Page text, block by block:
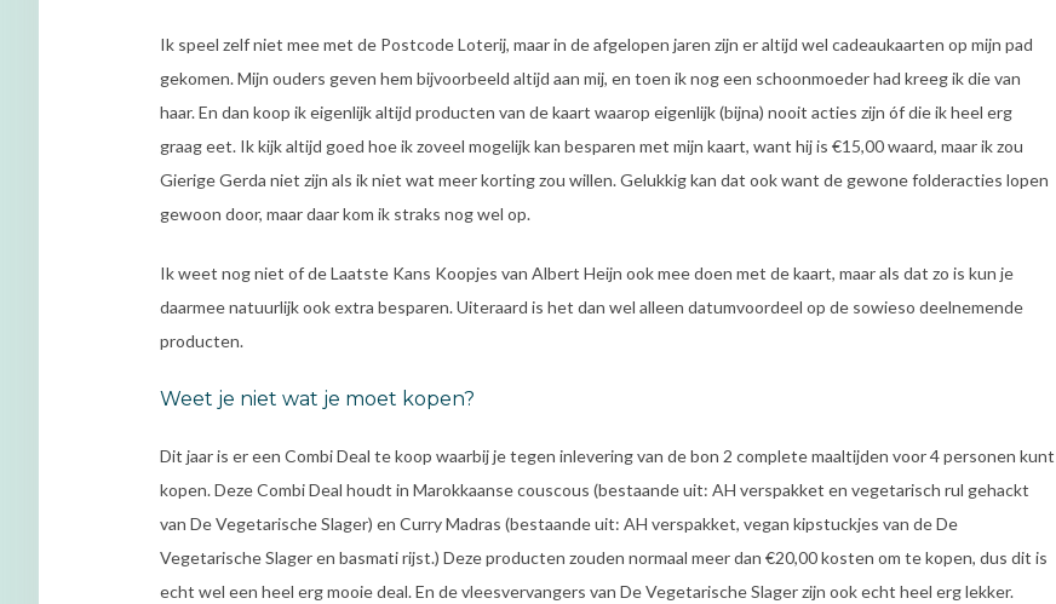
Ik speel zelf niet mee met de Postcode Loterij, maar in de afgelopen jaren zijn er altijd wel cadeaukaarten op mijn pad
gekomen. Mijn ouders geven hem bijvoorbeeld altijd aan mij, en toen ik nog een schoonmoeder had kreeg ik die van
haar. En dan koop ik eigenlijk altijd producten van de kaart waarop eigenlijk (bijna) nooit acties zijn óf die ik heel erg
graag eet. Ik kijk altijd goed hoe ik zoveel mogelijk kan besparen met mijn kaart, want hij is €15,00 waard, maar ik zou
Gierige Gerda niet zijn als ik niet wat meer korting zou willen. Gelukkig kan dat ook want de gewone folderacties lopen
gewoon door, maar daar kom ik straks nog wel op.
Ik weet nog niet of de Laatste Kans Koopjes van Albert Heijn ook mee doen met de kaart, maar als dat zo is kun je
daarmee natuurlijk ook extra besparen. Uiteraard is het dan wel alleen datumvoordeel op de sowieso deelnemende
producten.
Weet je niet wat je moet kopen?
Dit jaar is er een Combi Deal te koop waarbij je tegen inlevering van de bon 2 complete maaltijden voor 4 personen kunt
kopen. Deze Combi Deal houdt in Marokkaanse couscous (bestaande uit: AH verspakket en vegetarisch rul gehackt
van De Vegetarische Slager) en Curry Madras (bestaande uit: AH verspakket, vegan kipstuckjes van de De
Vegetarische Slager en basmati rijst.) Deze producten zouden normaal meer dan €20,00 kosten om te kopen, dus dit is
echt wel een heel erg mooie deal. En de vleesvervangers van De Vegetarische Slager zijn ook echt heel erg lekker.